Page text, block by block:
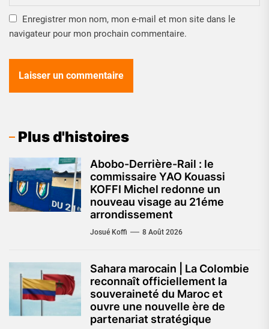
Enregistrer mon nom, mon e-mail et mon site dans le
navigateur pour mon prochain commentaire.
Plus d'histoires
Abobo-Derrière-Rail : le
commissaire YAO Kouassi
KOFFI Michel redonne un
nouveau visage au 21éme
arrondissement
Josué Koffi 8 Août 2026
Sahara marocain | La Colombie
reconnaît officiellement la
souveraineté du Maroc et
ouvre une nouvelle ère de
partenariat stratégique